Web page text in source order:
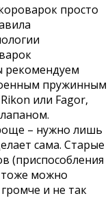
просто
рекомендуем
пружинным
или Fagor,
– нужно лишь
сама. Старые
(приспособления
тоже можно
и не так